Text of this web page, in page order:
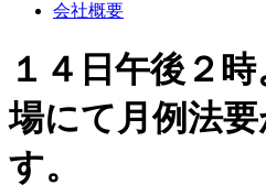
会社概要
１４日午後２
場にて月例法
す。